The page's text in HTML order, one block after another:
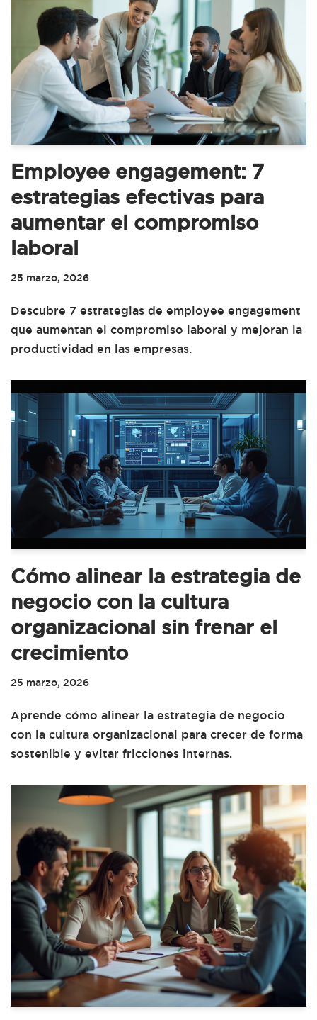
Employee engagement: 7
estrategias efectivas para
aumentar el compromiso
laboral
25 marzo, 2026
Descubre 7 estrategias de employee engagement
que aumentan el compromiso laboral y mejoran la
productividad en las empresas.
Cómo alinear la estrategia de
negocio con la cultura
organizacional sin frenar el
crecimiento
25 marzo, 2026
Aprende cómo alinear la estrategia de negocio
con la cultura organizacional para crecer de forma
sostenible y evitar fricciones internas.